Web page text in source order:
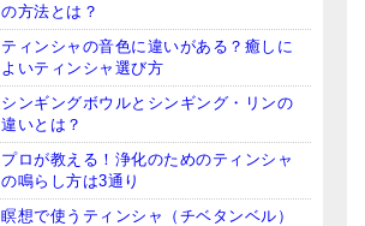
の方法とは？
ティンシャの音色に違いがある？癒しに
よいティンシャ選び方
シンギングボウルとシンギング・リンの
違いとは？
プロが教える！浄化のためのティンシャ
の鳴らし方は3通り
瞑想で使うティンシャ（チベタンベル）